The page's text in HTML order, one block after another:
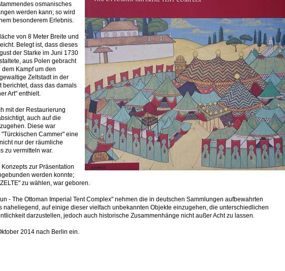
osmanisches
werden kann; so wird
besonderem Erlebnis.
von 8 Meter Breite und
Belegt ist, dass dieses
der Starke im Juni 1730
aus Polen gebracht
Kampf um den
Zeltstadt in der
berichtet, dass das damals
Art" enthielt.
mit der Restaurierung
auch auf die
Diese war
Cammer" eine
nur der räumliche
zu vermitteln war.
zur Präsentation
werden konnte;
zu wählen, war geboren.
- The Ottoman Imperial Tent Complex" nehmen die in deutschen Sammlungen aufbewahrten
auf einige dieser vielfach unbekannten Objekte einzugehen, die unterschiedlichen
darzustellen, jedoch auch historische Zusammenhänge nicht außer Acht zu lassen.
2014 nach Berlin ein.